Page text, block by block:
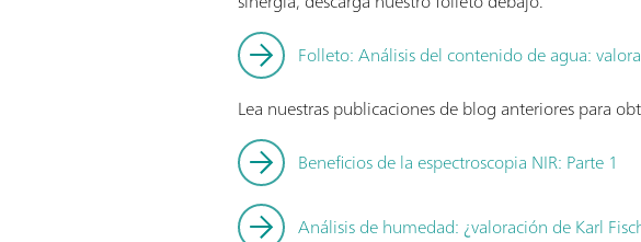
Folleto: Análisis del contenido de agua:
Lea nuestras publicaciones de blog anteriores para
Beneficios de la espectroscopia NIR: Parte 1
Análisis de humedad: ¿valoración de Karl